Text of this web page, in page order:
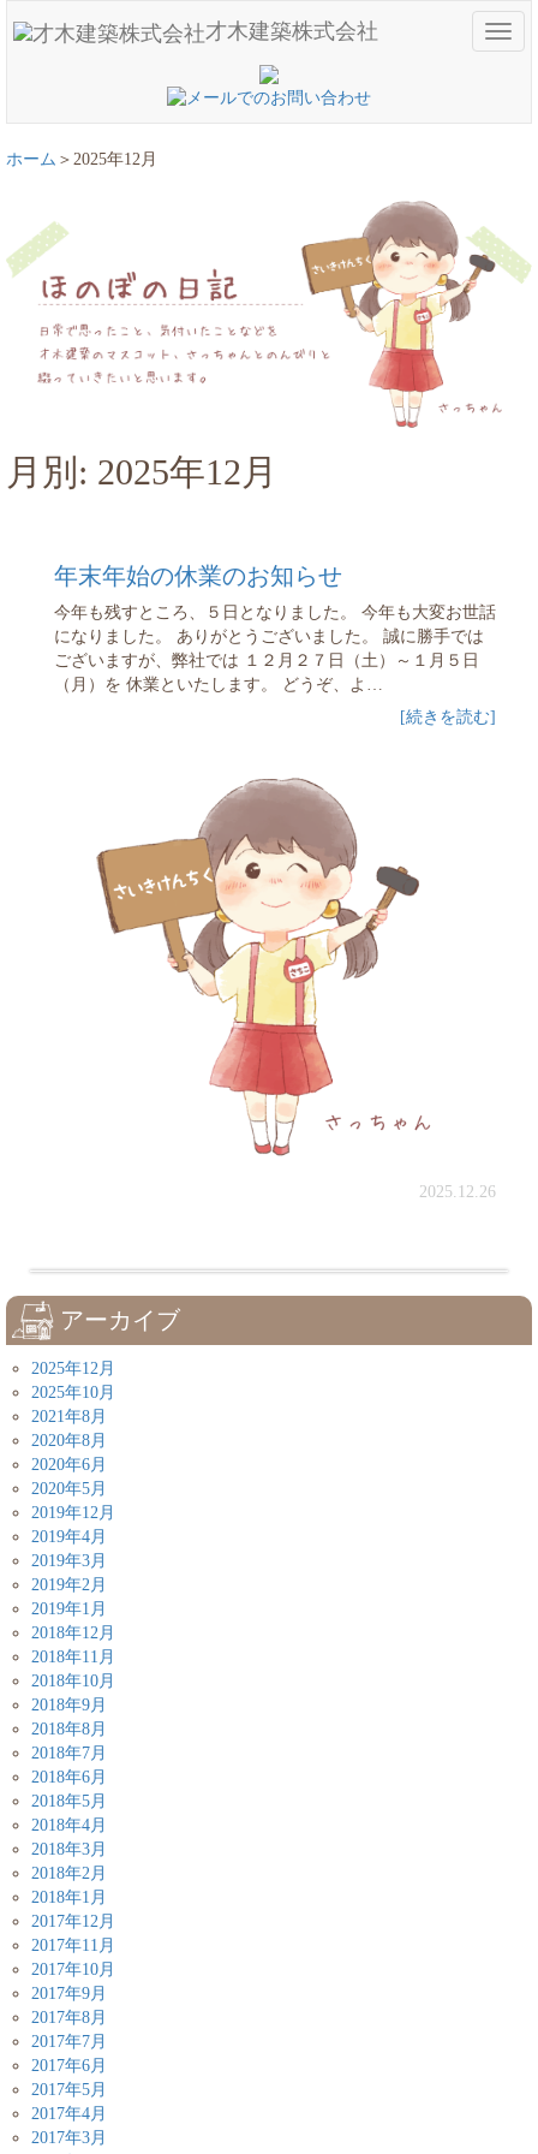
メ
ニ
才木建築株式会社
ホーム 2025年12月
月別: 2025年12月
年末年始の休業のお知らせ
今年も残すところ、５日となりました。 今年も大変お世話
になりました。 ありがとうございました。 誠に勝手では
ございますが、弊社では １２月２７日（土）～１月５日
（月）を 休業といたします。 どうぞ、よ…
[続きを読む]
2025.12.26
アーカイブ
2025年12月
2025年10月
2021年8月
2020年8月
2020年6月
2020年5月
2019年12月
2019年4月
2019年3月
2019年2月
2019年1月
2018年12月
2018年11月
2018年10月
2018年9月
2018年8月
2018年7月
2018年6月
2018年5月
2018年4月
2018年3月
2018年2月
2018年1月
2017年12月
2017年11月
2017年10月
2017年9月
2017年8月
2017年7月
2017年6月
2017年5月
2017年4月
2017年3月